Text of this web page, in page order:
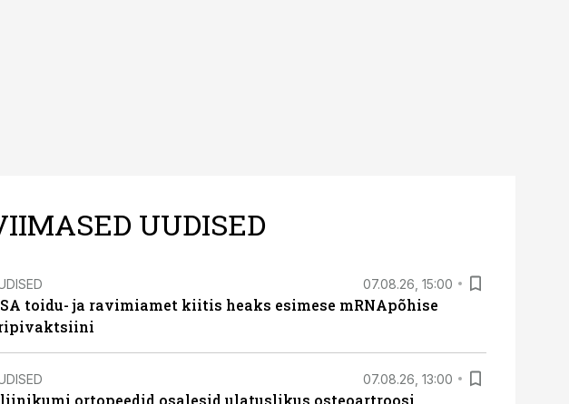
UUDISED
07.08.26, 15:00
toidu- ja ravimiamet kiitis heaks esimese mRNApõhise
07.08.26, 13:00
ortopeedid osalesid ulatuslikus osteoartroosi